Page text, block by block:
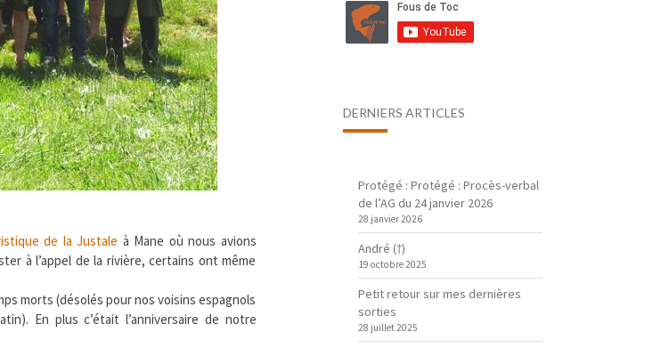
de la Justale à Mane où nous avions
à l’appel de la rivière, certains ont même
morts (désolés pour nos voisins espagnols
En plus c’était l’anniversaire de notre
DERNIERS ARTICLES
Protégé : Protégé : Procès-verbal
de l’AG du 24 janvier 2026
28 janvier 2026
André (†)
19 octobre 2025
Petit retour sur mes dernières
sorties
28 juillet 2025